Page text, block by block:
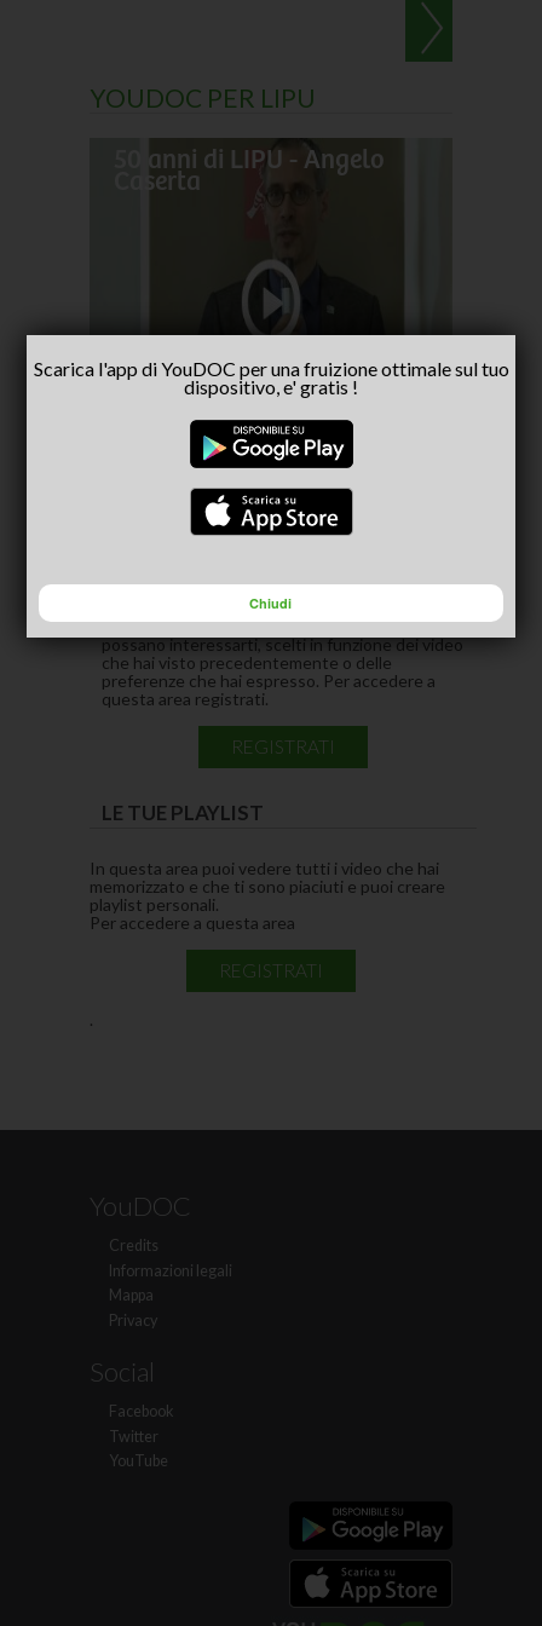
YOUDOC PER LIPU
50 anni di LIPU - Angelo
Caserta
No
Capria
In questa area puoi vedere i video che pensiamo
possano interessarti, scelti in funzione dei video
che hai visto precedentemente o delle
preferenze che hai espresso. Per accedere a
questa area registrati.
REGISTRATI
LE TUE PLAYLIST
In questa area puoi vedere tutti i video che hai
memorizzato e che ti sono piaciuti e puoi creare
playlist personali.
Per accedere a questa area
REGISTRATI
.
YouDOC
Credits
Informazioni legali
Mappa
Privacy
Social
Facebook
Twitter
YouTube
Scarica l'app di YouDOC per una fruizione ottimale sul tuo
dispositivo, e' gratis !
Chiudi